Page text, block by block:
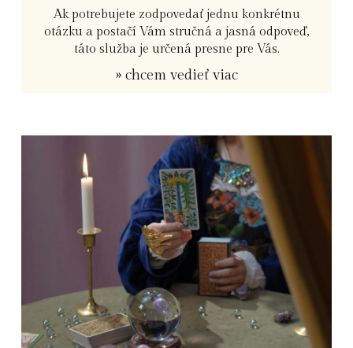
Ak potrebujete zodpovedať jednu konkrétnu
otázku a postačí Vám stručná a jasná odpoveď,
táto služba je určená presne pre Vás.
» chcem vedieť viac